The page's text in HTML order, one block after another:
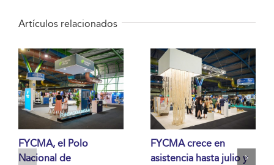
Artículos relacionados
FYCMA, el Polo
Nacional de
FYCMA crece en
asistencia hasta julio y